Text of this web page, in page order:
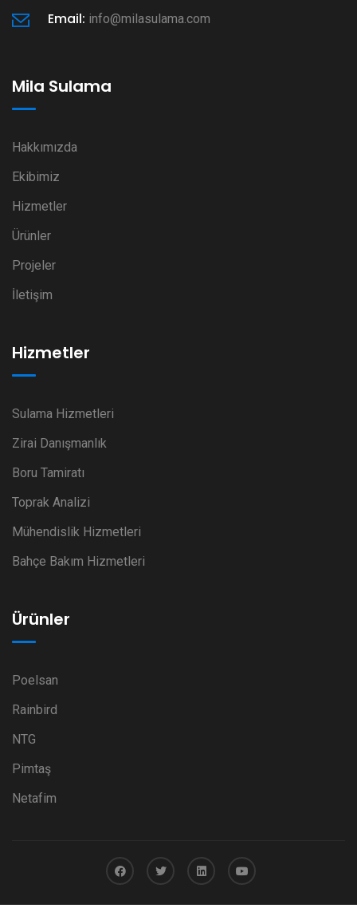
Email: info@milasulama.com
Mila Sulama
Hakkımızda
Ekibimiz
Hizmetler
Ürünler
Projeler
İletişim
Hizmetler
Sulama Hizmetleri
Zirai Danışmanlık
Boru Tamiratı
Toprak Analizi
Mühendislik Hizmetleri
Bahçe Bakım Hizmetleri
Ürünler
Poelsan
Rainbird
NTG
Pimtaş
Netafim